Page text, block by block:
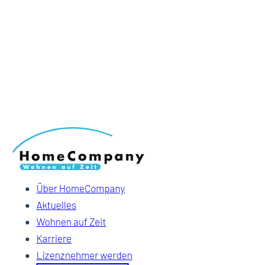
Über HomeCompany
Aktuelles
Wohnen auf Zeit
Karriere
Lizenznehmer werden